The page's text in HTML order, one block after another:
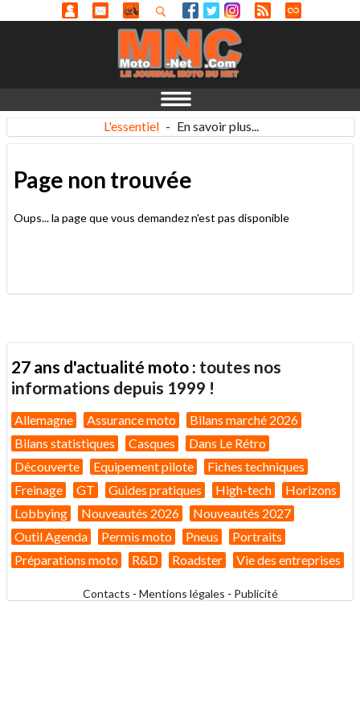
L'essentiel - En savoir plus...
Page non trouvée
Oups... la page que vous demandez n'est pas disponible
27 ans d'actualité moto : toutes nos
informations depuis 1999 !
Allemagne Assurance moto
Bilans marché 2026
Bilans statistiques
Casques
Dans Le Rétro
Découverte
Equipement pilote
Fiches techniques
Freinage
GT Guides pratiques High-tech
Horizons
Lobbying
Nouveautés 2026
Nouveautés 2027
Outil Agenda
Permis moto Pneus
Portraits
Préparations moto
R&D Roadster Vie des entreprises
Contacts - Mentions légales - Publicité